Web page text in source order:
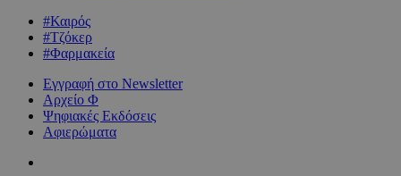
#Καιρός
#Τζόκερ
#Φαρμακεία
Εγγραφή στο Newsletter
Αρχείο Φ
Ψηφιακές Εκδόσεις
Αφιερώματα